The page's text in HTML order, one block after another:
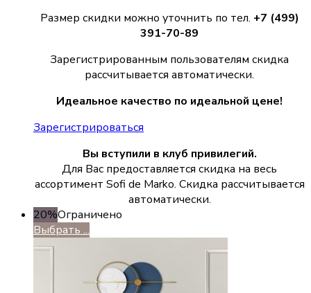
Размер скидки можно уточнить по тел. +7 (499)
391-70-89
Зарегистрированным пользователям скидка
рассчитывается автоматически.
Идеальное качество по идеальной цене!
Зарегистрироваться
Вы вступили в клуб привилегий.
Для Вас предоставляется скидка на весь
ассортимент Sofi de Marko. Скидка рассчитывается
автоматически.
20%Ограничено
Выбрать ...